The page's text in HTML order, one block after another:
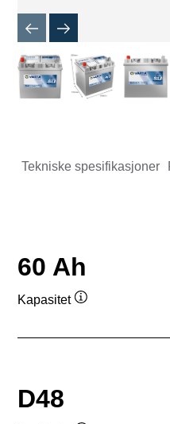
Tekniske spesifikasjoner
60 Ah
Kapasitet
D48